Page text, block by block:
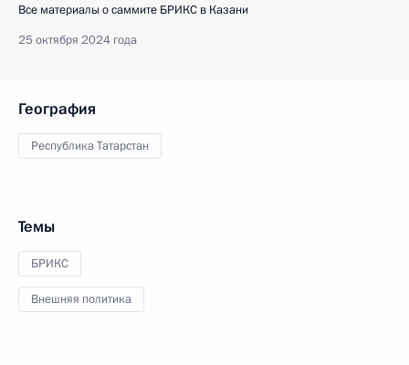
Все материалы о саммите БРИКС в Казани
25 октября 2024 года
География
Республика Татарстан
Темы
БРИКС
Внешняя политика